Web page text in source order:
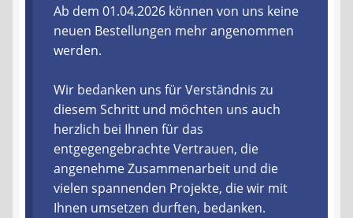
Gutschein
Batterien- und Akku Verordnung
Elektro- und Elektronikgeräte Verordnung
Öle- und Schmierstoff Verordnung
Vereine & Foren
Ab dem 01.04.2026 können von uns keine
neuen Bestellungen mehr angenommen
werden.
Wir bedanken uns für Verständnis zu
diesem Schritt und möchten uns auch
herzlich bei Ihnen für das
entgegengebrachte Vertrauen, die
angenehme Zusammenarbeit und die
vielen spannenden Projekte, die wir mit
Ihnen umsetzen durften, bedanken.